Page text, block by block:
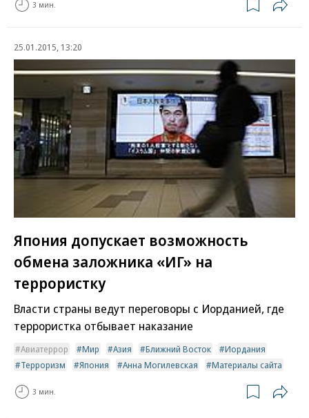
3 мин.
25.01.2015, 13:20
Япония допускает возможность
обмена заложника «ИГ» на
террористку
Власти страны ведут переговоры с Иорданией, где
террористка отбывает наказание
Авиатеррор Мир Азия Ближний Восток
Иордания
Терроризм
Япония Анна Могилевская Материалы сайта
3 мин.